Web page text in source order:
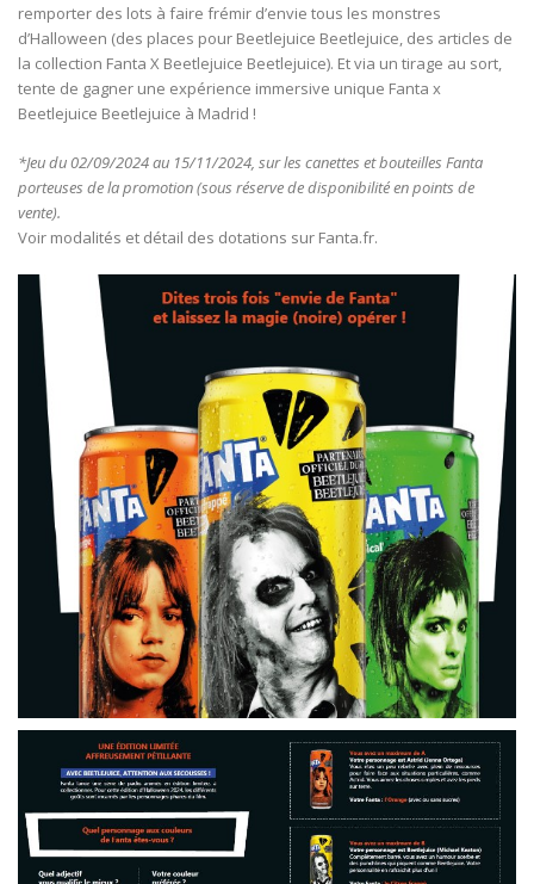
remporter des lots à faire frémir d’envie tous les monstres
d’Halloween (des places pour Beetlejuice Beetlejuice, des articles de
la collection Fanta X Beetlejuice Beetlejuice). Et via un tirage au sort,
tente de gagner une expérience immersive unique Fanta x
Beetlejuice Beetlejuice à Madrid !
*Jeu du 02/09/2024 au 15/11/2024, sur les canettes et bouteilles Fanta
porteuses de la promotion (sous réserve de disponibilité en points de
vente).
Voir modalités et détail des dotations sur Fanta.fr.